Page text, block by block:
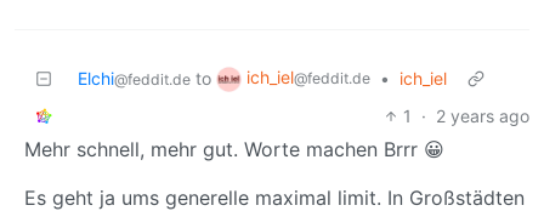
Elchi@feddit.de to ich_iel@feddit.de •
ich_iel
1
· 2 years ago
Mehr schnell, mehr gut. Worte machen Brrr 😀
Es geht ja ums generelle maximal limit. In Großstädten